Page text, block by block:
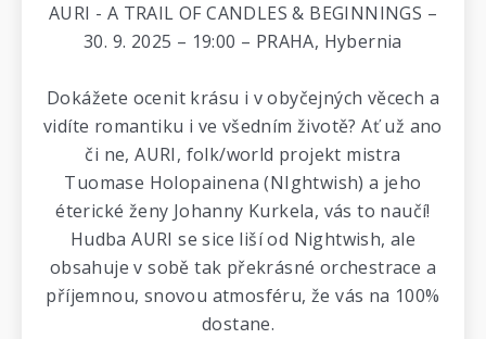
AURI - A TRAIL OF CANDLES & BEGINNINGS –
30. 9. 2025 – 19:00 – PRAHA, Hybernia
Dokážete ocenit krásu i v obyčejných věcech a
vidíte romantiku i ve všedním životě? Ať už ano
či ne, AURI, folk/world projekt mistra
Tuomase Holopainena (NIghtwish) a jeho
éterické ženy Johanny Kurkela, vás to naučí!
Hudba AURI se sice liší od Nightwish, ale
obsahuje v sobě tak překrásné orchestrace a
příjemnou, snovou atmosféru, že vás na 100%
dostane.